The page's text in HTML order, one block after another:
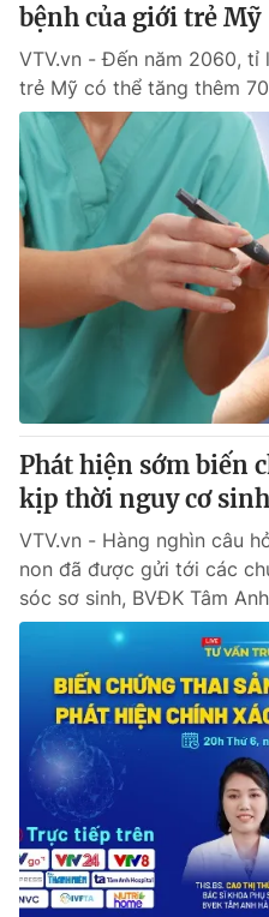
VTV9
Liên hệ tòa soạn
THỜI BÁO VTV
Theo dõi báo trên
Cơ quan chủ quản:
Đài
Cơ quan báo chí:
Thời báo VTV
Giấy phép hoạt động báo in
cấp ngày 29/12/2023
Tổng Biên tập:Vũ Thanh Thủy
Phó Tổng Biên tập:Nguyễn Thị
Nguyễn Trọng Ninh
Tổng đài VTV: 024.38 355 931
Ðiện thoại Thời báo VTV:
Liên hệ quảng cáo:024-
bệnh của giới trẻ Mỹ
VTV.vn - Đến năm 2060,
trẻ Mỹ có thể tăng thêm
Phát hiện sớm biến
kịp thời nguy cơ
VTV.vn - Hàng nghìn câu
non đã được gửi tới các
sóc sơ sinh, BVĐK Tâm